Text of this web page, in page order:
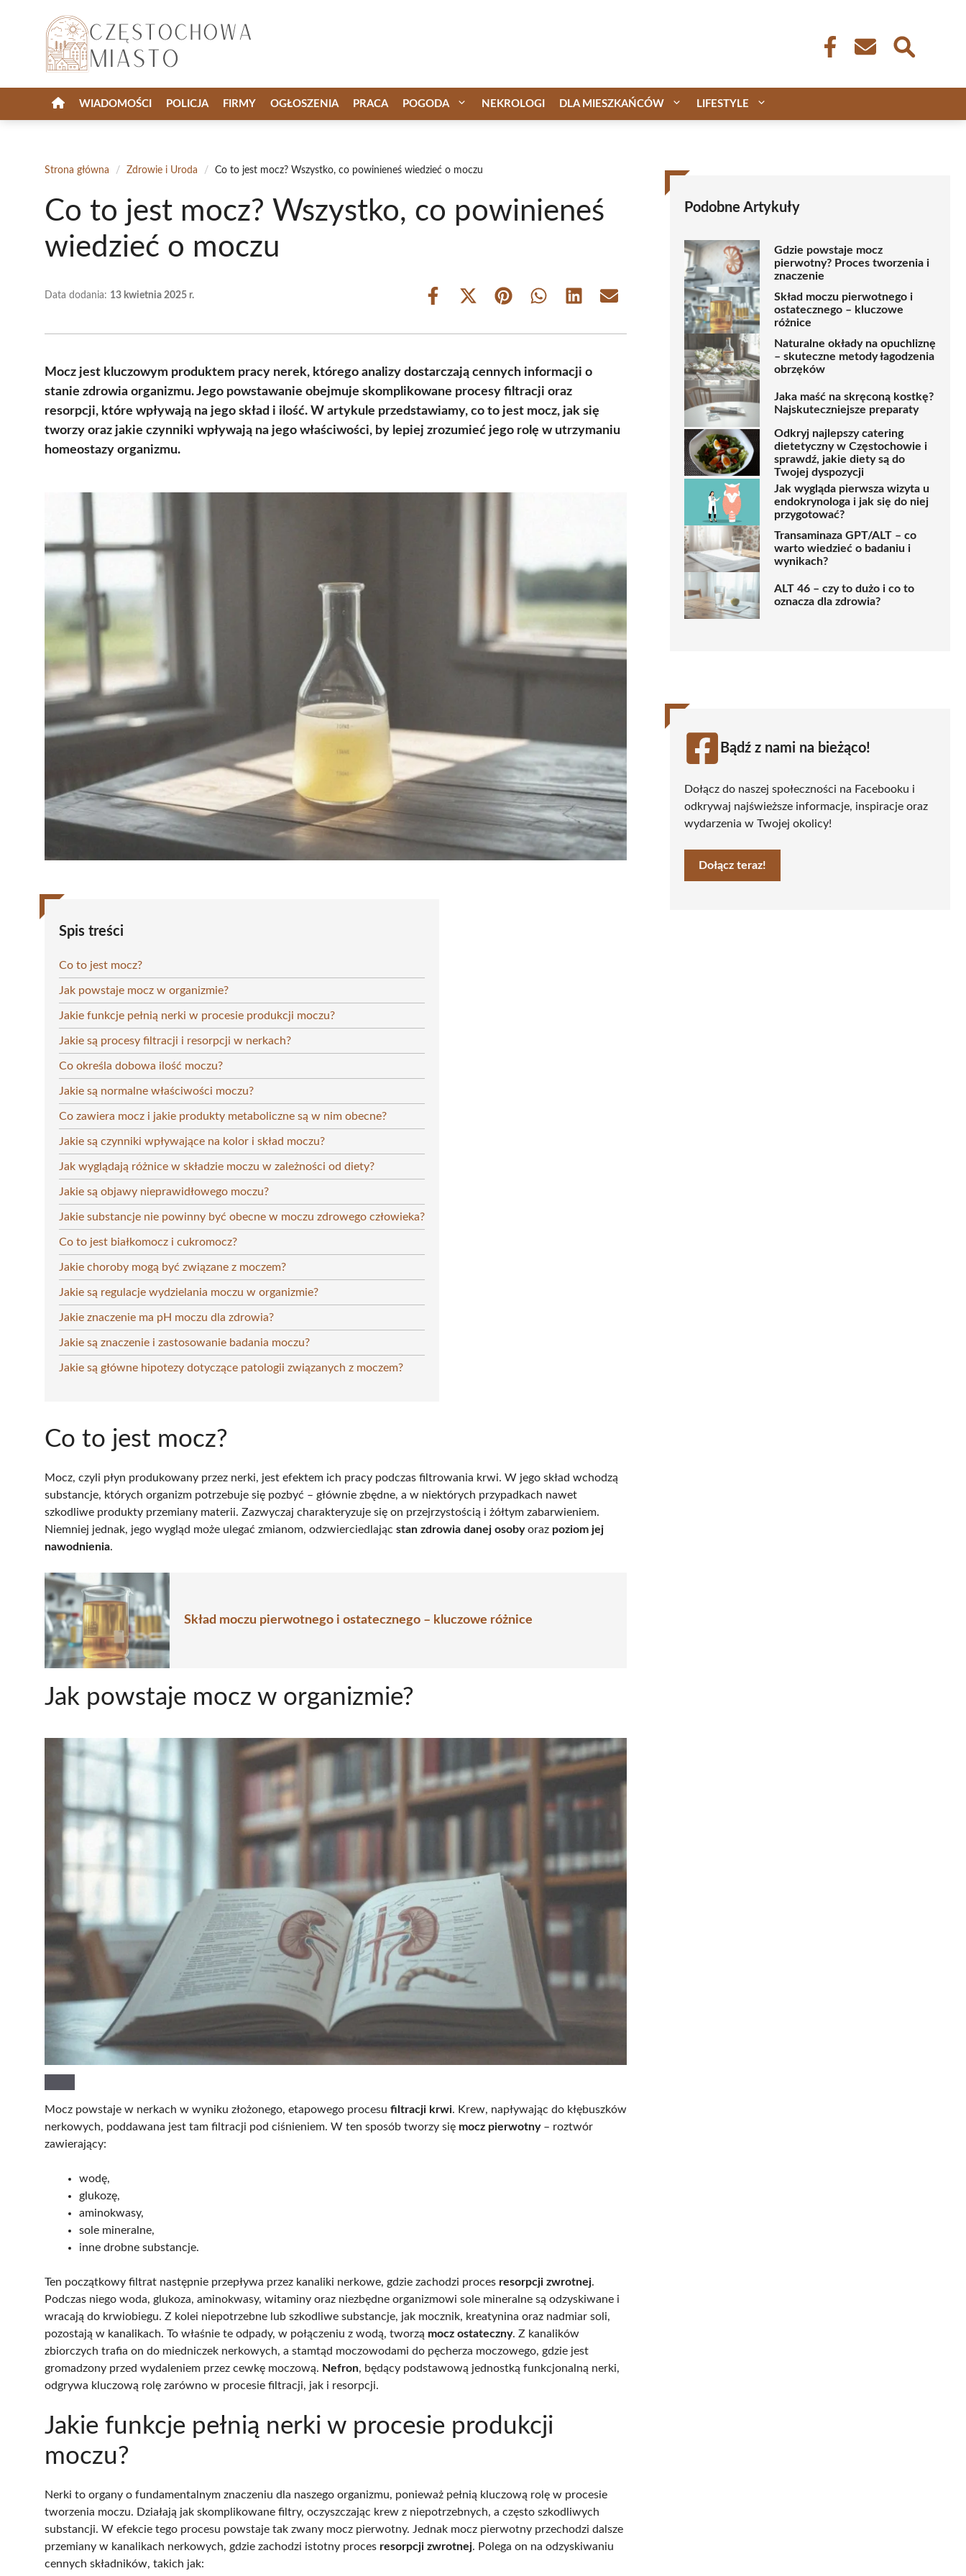
WIADOMOŚCI POLICJA FIRMY OGŁOSZENIA PRACA POGODA NEKROLOGI DLA MIESZKAŃCÓW LIFESTYLE
Strona główna / Zdrowie i Uroda / Co to jest mocz? Wszystko, co powinieneś wiedzieć o moczu
Co to jest mocz? Wszystko, co powinieneś
wiedzieć o moczu
Data dodania: 13 kwietnia 2025 r.
Share
Share
(Twitter)
Share Share Share Share
Mocz jest kluczowym produktem pracy nerek, którego analizy dostarczają cennych informacji o
stanie zdrowia organizmu. Jego powstawanie obejmuje skomplikowane procesy filtracji oraz
resorpcji, które wpływają na jego skład i ilość. W artykule przedstawiamy, co to jest mocz, jak się
tworzy oraz jakie czynniki wpływają na jego właściwości, by lepiej zrozumieć jego rolę w utrzymaniu
homeostazy organizmu.
Spis treści
Co to jest mocz?
Jak powstaje mocz w organizmie?
Jakie funkcje pełnią nerki w procesie produkcji moczu?
Jakie są procesy filtracji i resorpcji w nerkach?
Co określa dobowa ilość moczu?
Jakie są normalne właściwości moczu?
Co zawiera mocz i jakie produkty metaboliczne są w nim obecne?
Jakie są czynniki wpływające na kolor i skład moczu?
Jak wyglądają różnice w składzie moczu w zależności od diety?
Jakie są objawy nieprawidłowego moczu?
Jakie substancje nie powinny być obecne w moczu zdrowego człowieka?
Co to jest białkomocz i cukromocz?
Jakie choroby mogą być związane z moczem?
Jakie są regulacje wydzielania moczu w organizmie?
Jakie znaczenie ma pH moczu dla zdrowia?
Jakie są znaczenie i zastosowanie badania moczu?
Jakie są główne hipotezy dotyczące patologii związanych z moczem?
Co to jest mocz?
Mocz, czyli płyn produkowany przez nerki, jest efektem ich pracy podczas filtrowania krwi. W jego skład wchodzą
substancje, których organizm potrzebuje się pozbyć – głównie zbędne, a w niektórych przypadkach nawet
szkodliwe produkty przemiany materii. Zazwyczaj charakteryzuje się on przejrzystością i żółtym zabarwieniem.
Niemniej jednak, jego wygląd może ulegać zmianom, odzwierciedlając stan zdrowia danej osobyoraz poziom jej
nawodnienia.
Skład moczu pierwotnego i ostatecznego – kluczowe różnice
Jak powstaje mocz w organizmie?
Mocz powstaje w nerkach w wyniku złożonego, etapowego procesu filtracji krwi. Krew, napływając do kłębuszków
nerkowych, poddawana jest tam filtracji pod ciśnieniem. W ten sposób tworzy się mocz pierwotny– roztwór
zawierający:
wodę,
glukozę,
aminokwasy,
sole mineralne,
inne drobne substancje.
Ten początkowy filtrat następnie przepływa przez kanaliki nerkowe, gdzie zachodzi proces resorpcji zwrotnej.
Podczas niego woda, glukoza, aminokwasy, witaminy oraz niezbędne organizmowi sole mineralne są odzyskiwane i
wracają do krwiobiegu. Z kolei niepotrzebne lub szkodliwe substancje, jak mocznik, kreatynina oraz nadmiar soli,
pozostają w kanalikach. To właśnie te odpady, w połączeniu z wodą, tworzą mocz ostateczny. Z kanalików
zbiorczych trafia on do miedniczek nerkowych, a stamtąd moczowodami do pęcherza moczowego, gdzie jest
gromadzony przed wydaleniem przez cewkę moczową. Nefron, będący podstawową jednostką funkcjonalną nerki,
odgrywa kluczową rolę zarówno w procesie filtracji, jak i resorpcji.
Jakie funkcje pełnią nerki w procesie produkcji
moczu?
Nerki to organy o fundamentalnym znaczeniu dla naszego organizmu, ponieważ pełnią kluczową rolę w procesie
tworzenia moczu. Działają jak skomplikowane filtry, oczyszczając krew z niepotrzebnych, a często szkodliwych
substancji. W efekcie tego procesu powstaje tak zwany mocz pierwotny. Jednak mocz pierwotny przechodzi dalsze
przemiany w kanalikach nerkowych, gdzie zachodzi istotny proces resorpcji zwrotnej. Polega on na odzyskiwaniu
cennych składników, takich jak:
Podobne Artykuły
Gdzie powstaje mocz
pierwotny? Proces tworzenia i
znaczenie
Skład moczu pierwotnego i
ostatecznego – kluczowe
różnice
Naturalne okłady na opuchliznę
– skuteczne metody łagodzenia
obrzęków
Jaka maść na skręconą kostkę?
Najskuteczniejsze preparaty
Odkryj najlepszy catering
dietetyczny w Częstochowie i
sprawdź, jakie diety są do
Twojej dyspozycji
Jak wygląda pierwsza wizyta u
endokrynologa i jak się do niej
przygotować?
Transaminaza GPT/ALT – co
warto wiedzieć o badaniu i
wynikach?
ALT 46 – czy to dużo i co to
oznacza dla zdrowia?
Bądź z nami na bieżąco!
Dołącz do naszej społeczności na Facebooku i
odkrywaj najświeższe informacje, inspiracje oraz
wydarzenia w Twojej okolicy!
Dołącz teraz!